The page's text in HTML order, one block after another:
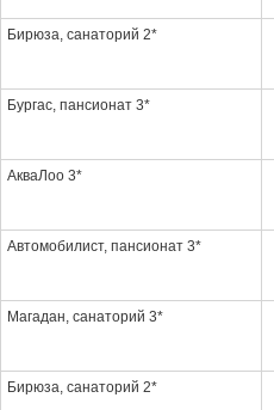
Бирюза, санаторий 2*
Бургас, пансионат 3*
АкваЛоо 3*
Автомобилист, пансионат 3*
Магадан, санаторий 3*
Бирюза, санаторий 2*